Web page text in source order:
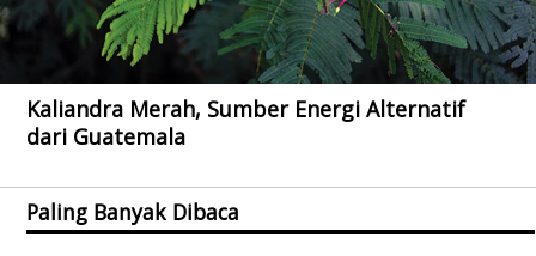
Kaliandra Merah, Sumber Energi Alternatif
dari Guatemala
Paling Banyak Dibaca